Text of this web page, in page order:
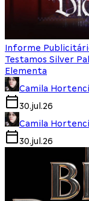
Informe
Testamos Silver
Elementa
Camila
30.jul.26
Camila
30.jul.26